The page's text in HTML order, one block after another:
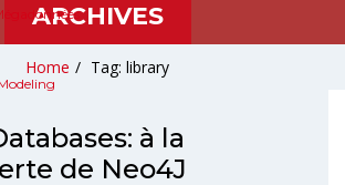
ARCHIVES
Home / Tag: library
à la
de Neo4J